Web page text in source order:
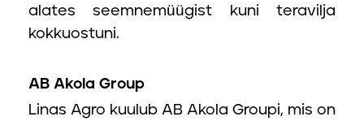
alates seemnemüügist kuni teravilja
kokkuostuni.
AB Akola Group
Linas Agro kuulub AB Akola Groupi, mis on